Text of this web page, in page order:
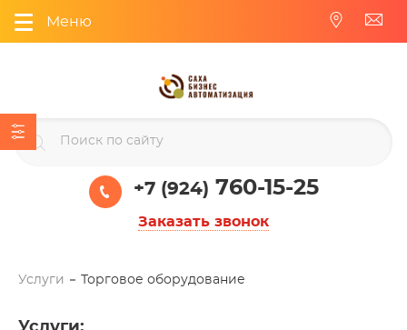
Меню
+7 (924) 760-15-25
Заказать звонок
Услуги Торговое оборудование